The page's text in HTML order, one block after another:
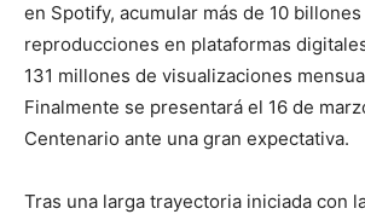
en Spotify, acumular más de 10 billones
reproducciones en plataformas
131 millones de visualizaciones
Finalmente se presentará el 16 de
Centenario ante una gran expectativa.
Tras una larga trayectoria iniciada con